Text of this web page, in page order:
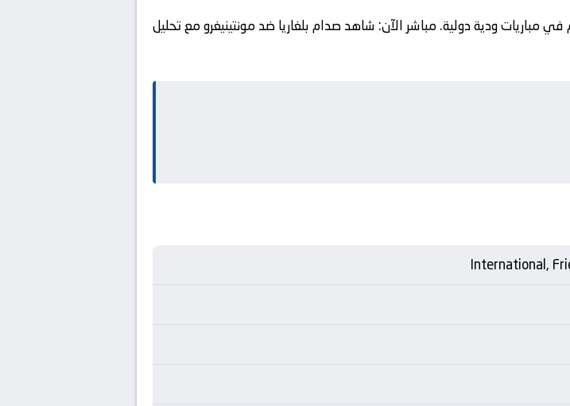
في مباريات ودية دولية. مباشر الآن: شاهد صدام بلغاريا ضد مونتينيغرو مع تحليل
International,